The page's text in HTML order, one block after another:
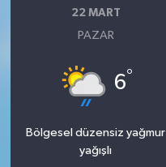
22 MART
PAZAR
6°
Bölgesel düzensiz yağmur
yağışlı